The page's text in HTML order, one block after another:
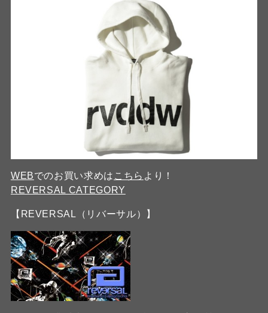
WEBでのお買い求めは こちら より！
REVERSAL CATEGORY
【REVERSAL（リバーサル）】